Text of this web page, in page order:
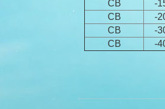
CB
-
CB
-
CB
-
CB
-